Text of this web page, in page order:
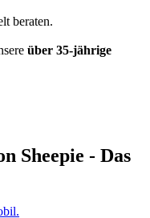
beraten.
über 35-jährige
Sheepie - Das